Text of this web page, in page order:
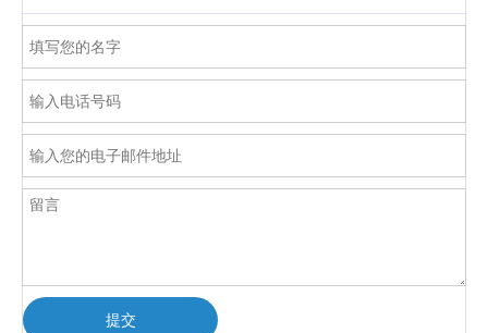
提交